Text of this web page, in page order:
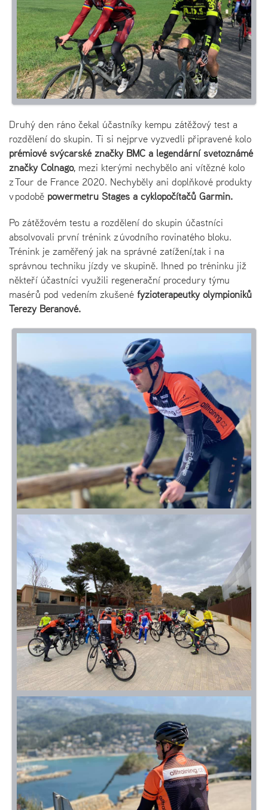
Druhý den ráno čekal účastníky kempu zátěžový test a
rozdělení do skupin. Ti si nejprve vyzvedli připravené kolo
prémiové švýcarské značky BMC a legendární světoznámé
značky Colnago, mezi kterými nechybělo ani vítězné kolo
z Tour de France 2020. Nechyběly ani doplňkové produkty
v podobě powermetru Stages a cyklopočítačů Garmin.
Po zátěžovém testu a rozdělení do skupin účastníci
absolvovali první trénink z úvodního rovinatého bloku.
Trénink je zaměřený jak na správné zatížení,tak i na
správnou techniku jízdy ve skupině. Ihned po tréninku již
někteří účastníci využili regenerační procedury týmu
masérů pod vedením zkušené fyzioterapeutky olympioniků
Terezy Beranové.